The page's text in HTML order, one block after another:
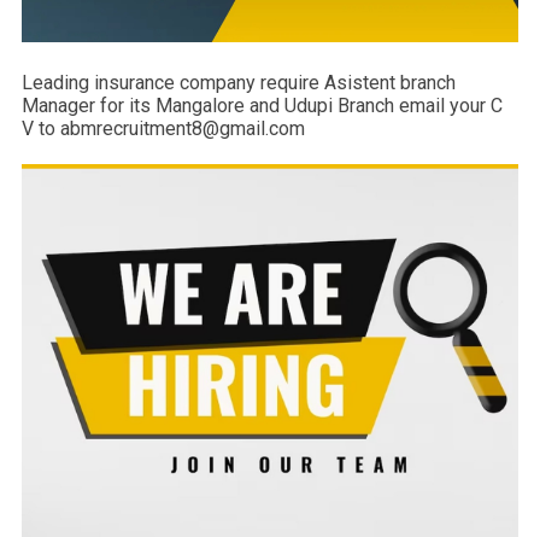
Leading insurance company require Asistent branch
Manager for its Mangalore and Udupi Branch email your C
V to abmrecruitment8@gmail.com